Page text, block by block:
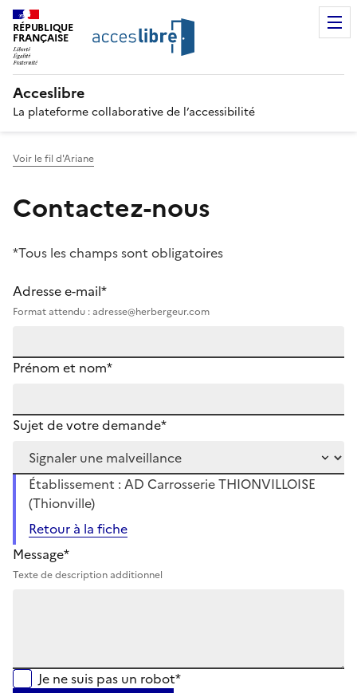
RÉPUBLIQUE
FRANÇAISE
Acceslibre
La plateforme collaborative de l’accessibilité
Voir le fil d'Ariane
Contactez-nous
*Tous les champs sont obligatoires
Adresse e-mail*
Format attendu : adresse@herbergeur.com
Prénom et nom*
Sujet de votre demande*
Établissement : AD Carrosserie THIONVILLOISE
(Thionville)
Retour à la fiche
Message*
Texte de description additionnel
Je ne suis pas un robot*